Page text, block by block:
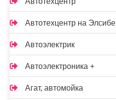
Автотехцентр на Элсибе
Автоэлектрик
Автоэлектроника +
Агат, автомойка